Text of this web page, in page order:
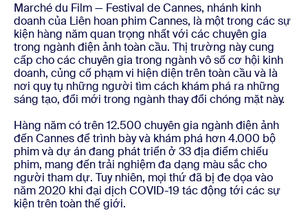
Marché du Film — Festival de Cannes, nhánh kinh
doanh của Liên hoan phim Cannes, là một trong các sự
kiện hàng năm quan trọng nhất với các chuyên gia
trong ngành điện ảnh toàn cầu. Thị trường này cung
cấp cho các chuyên gia trong ngành vô số cơ hội kinh
doanh, củng cố phạm vi hiện diện trên toàn cầu và là
nơi quy tụ những người tìm cách khám phá ra những
sáng tạo, đổi mới trong ngành thay đổi chóng mặt này.
Hàng năm có trên 12.500 chuyên gia ngành điện ảnh
đến Cannes để trình bày và khám phá hơn 4.000 bộ
phim và dự án đang phát triển ở 33 địa điểm chiếu
phim, mang đến trải nghiệm đa dạng màu sắc cho
người tham dự. Tuy nhiên, mọi thứ đã bị đe dọa vào
năm 2020 khi đại dịch COVID-19 tác động tới các sự
kiện trên toàn thế giới.